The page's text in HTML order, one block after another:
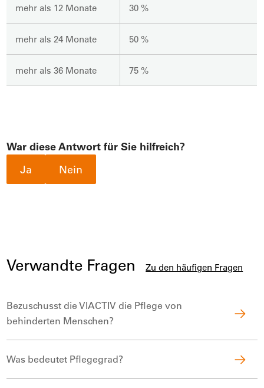
mehr als 12 Monate 30 %
mehr als 24 Monate 50 %
mehr als 36 Monate 75 %
War diese Antwort für Sie hilfreich?
Ja
Nein
Verwandte Fragen Zu den häufigen Fragen
Bezuschusst die VIACTIV die Pflege von
behinderten Menschen?
Was bedeutet Pflegegrad?